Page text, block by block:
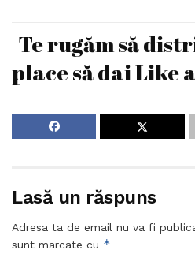
Te rugăm să
place să dai Like
Lasă un răspuns
Adresa ta de email nu va fi
sunt marcate cu *